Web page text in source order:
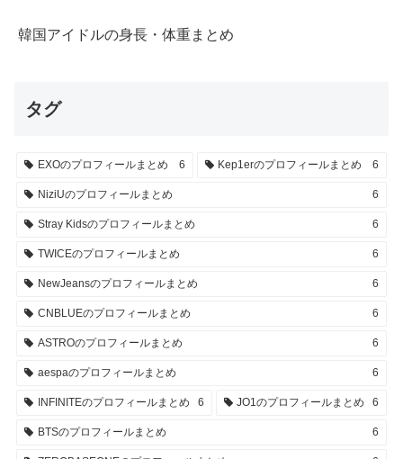
韓国アイドルの身長・体重まとめ
タグ
EXOのプロフィールまとめ 6 Kep1erのプロフィールまとめ 6
NiziUのプロフィールまとめ 6
Stray Kidsのプロフィールまとめ 6
TWICEのプロフィールまとめ 6
NewJeansのプロフィールまとめ 6
CNBLUEのプロフィールまとめ 6
ASTROのプロフィールまとめ 6
aespaのプロフィールまとめ 6
INFINITEのプロフィールまとめ 6 JO1のプロフィールまとめ 6
BTSのプロフィールまとめ 6